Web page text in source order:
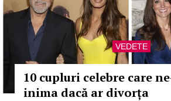
VEDETE
10 cupluri celebre care
inima dacă ar divorța